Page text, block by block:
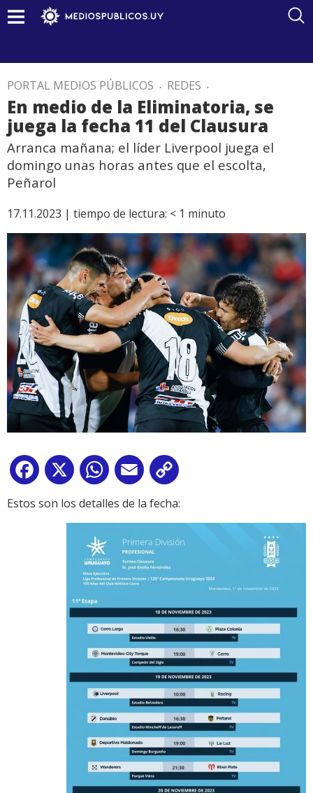
PORTAL MEDIOS PÚBLICOS . REDES .
En medio de la Eliminatoria, se
juega la fecha 11 del Clausura
Arranca mañana; el líder Liverpool juega el
domingo unas horas antes que el escolta,
Peñarol
17.11.2023 | tiempo de lectura: < 1 minuto
Facebook
X WhatsApp
Email
Estos son los detalles de la fecha: